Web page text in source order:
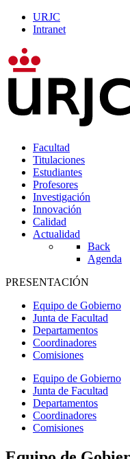
URJC
Intranet
Facultad
Titulaciones
Estudiantes
Profesores
Investigación
Innovación
Calidad
Actualidad
Back
Agenda
PRESENTACIÓN
Equipo de Gobierno
Junta de Facultad
Departamentos
Coordinadores
Comisiones
Equipo de Gobierno
Junta de Facultad
Departamentos
Coordinadores
Comisiones